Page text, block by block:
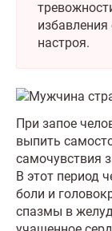
избавления
настроя.
При запое
выпить
самочувствия
В этот период
боли и
спазмы в